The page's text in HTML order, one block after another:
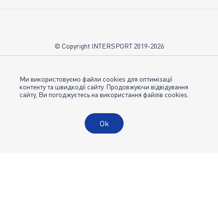
Магазини INTERSPORT
© Copyright INTERSPORT 2019-2026
Політика конфіденційності
Публічна оферта
Ми використовуємо файли cookies для оптимізації
контенту та швидкодії сайту. Продовжуючи відвідування
сайту, Ви погоджуєтесь на використання файлів cookies.
Ok